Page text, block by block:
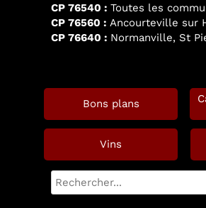
CP 76540 : Toutes les
CP 76560 : Ancourteville sur
CP 76640 : Normanville, St
Bons plans
Vins